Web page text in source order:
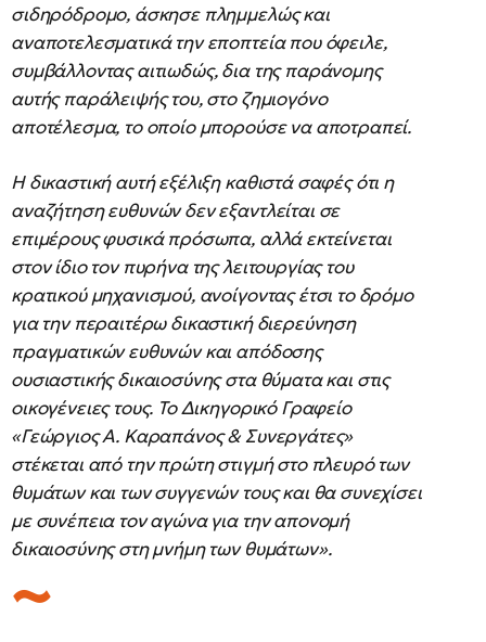
σιδηρόδρομο, άσκησε πλημμελώς και
αναποτελεσματικά την εποπτεία που όφειλε,
συμβάλλοντας αιτιωδώς, δια της παράνομης
αυτής παράλειψής του, στο ζημιογόνο
αποτέλεσμα, το οποίο μπορούσε να αποτραπεί.
Η δικαστική αυτή εξέλιξη καθιστά σαφές ότι η
αναζήτηση ευθυνών δεν εξαντλείται σε
επιμέρους φυσικά πρόσωπα, αλλά εκτείνεται
στον ίδιο τον πυρήνα της λειτουργίας του
κρατικού μηχανισμού, ανοίγοντας έτσι το δρόμο
για την περαιτέρω δικαστική διερεύνηση
πραγματικών ευθυνών και απόδοσης
ουσιαστικής δικαιοσύνης στα θύματα και στις
οικογένειες τους. Το Δικηγορικό Γραφείο
«Γεώργιος Α. Καραπάνος & Συνεργάτες»
στέκεται από την πρώτη στιγμή στο πλευρό των
θυμάτων και των συγγενών τους και θα συνεχίσει
με συνέπεια τον αγώνα για την απονομή
δικαιοσύνης στη μνήμη των θυμάτων».